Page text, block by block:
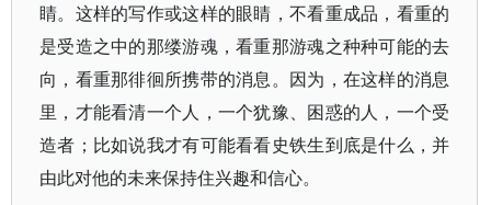
睛。这样的写作或这样的眼睛，不看重成品，看重的
是受造之中的那缕游魂，看重那游魂之种种可能的去
向，看重那徘徊所携带的消息。因为，在这样的消息
里，才能看清一个人，一个犹豫、困惑的人，一个受
造者；比如说我才有可能看看史铁生到底是什么，并
由此对他的未来保持住兴趣和信心。